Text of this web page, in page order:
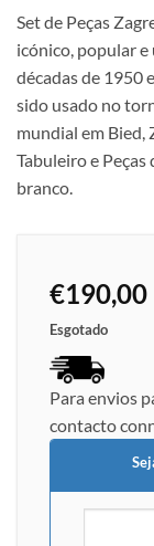
Set de Peças
icónico, popular
décadas de 1950
sido usado no
mundial em Bied,
Tabuleiro e
branco.
€190,00
Esgotado
Para envios
contacto